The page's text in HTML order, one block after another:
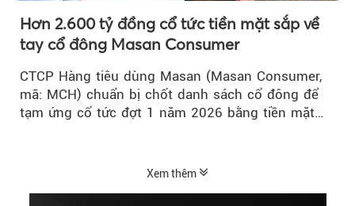
Hơn 2.600 tỷ đồng cổ tức tiền mặt sắp về
tay cổ đông Masan Consumer
CTCP Hàng tiêu dùng Masan (Masan Consumer,
mã: MCH) chuẩn bị chốt danh sách cổ đông để
tạm ứng cổ tức đợt 1 năm 2026 bằng tiền mặt
Xem thêm